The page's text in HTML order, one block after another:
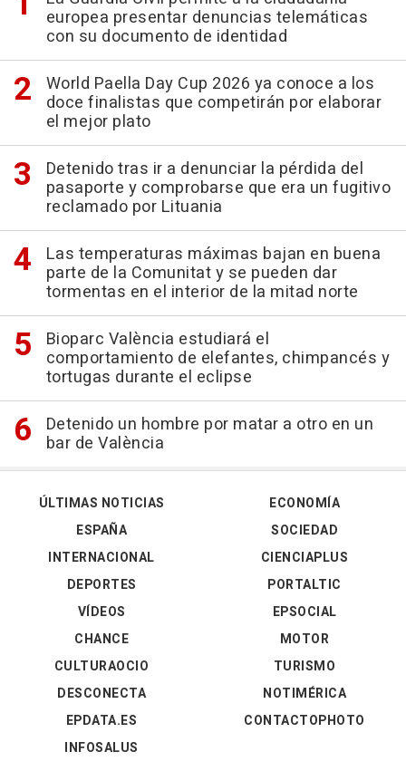
europea presentar denuncias telemáticas
con su documento de identidad
World Paella Day Cup 2026 ya conoce a los
doce finalistas que competirán por elaborar
el mejor plato
Detenido tras ir a denunciar la pérdida del
pasaporte y comprobarse que era un fugitivo
reclamado por Lituania
Las temperaturas máximas bajan en buena
parte de la Comunitat y se pueden dar
tormentas en el interior de la mitad norte
Bioparc València estudiará el
comportamiento de elefantes, chimpancés y
tortugas durante el eclipse
Detenido un hombre por matar a otro en un
bar de València
ÚLTIMAS NOTICIAS
ESPAÑA
INTERNACIONAL
DEPORTES
VÍDEOS
ECONOMÍA
SOCIEDAD
CIENCIAPLUS
PORTALTIC
EPSOCIAL
CHANCE
CULTURAOCIO
DESCONECTA
EPDATA.ES
INFOSALUS
MOTOR
TURISMO
NOTIMÉRICA
CONTACTOPHOTO